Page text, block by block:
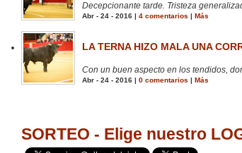
Decepcionante tarde. Tristeza
Abr - 24 - 2016 | 4 comentarios | Más
LA TERNA HIZO MALA UNA
Con un buen aspecto en los tendidos,
Abr - 24 - 2016 | 0 comentarios Más
SORTEO - Elige nuestro